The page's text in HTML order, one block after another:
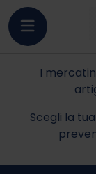
I
Scegli la